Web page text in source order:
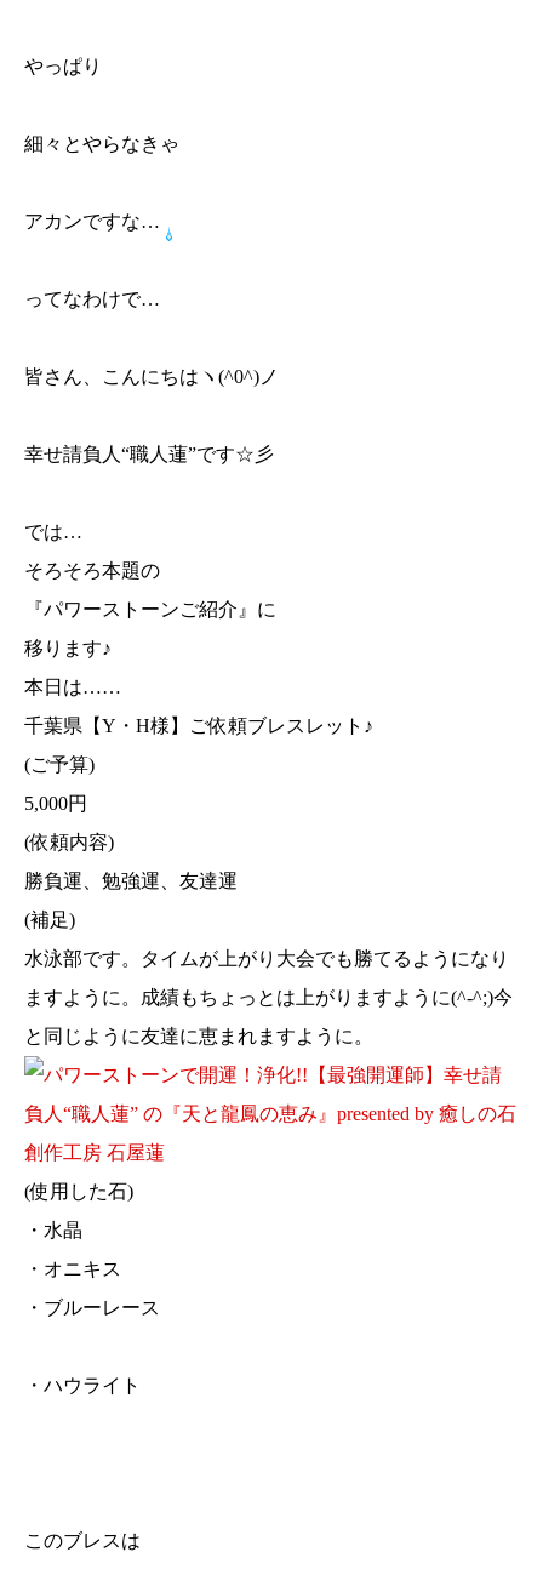
やっぱり
細々とやらなきゃ
アカンですな…
ってなわけで…
皆さん、こんにちはヽ(^0^)ノ
幸せ請負人“職人蓮”です☆彡
では…
そろそろ本題の
『パワーストーンご紹介』に
移ります♪
本日は……
千葉県【Y・H様】ご依頼ブレスレット♪
(ご予算)
5,000円
(依頼内容)
勝負運、勉強運、友達運
(補足)
水泳部です。タイムが上がり大会でも勝てるようになり
ますように。成績もちょっとは上がりますように(^-^;)今
と同じように友達に恵まれますように。
(使用した石)
・水晶
・オニキス
・ブルーレース
・ハウライト
このブレスは